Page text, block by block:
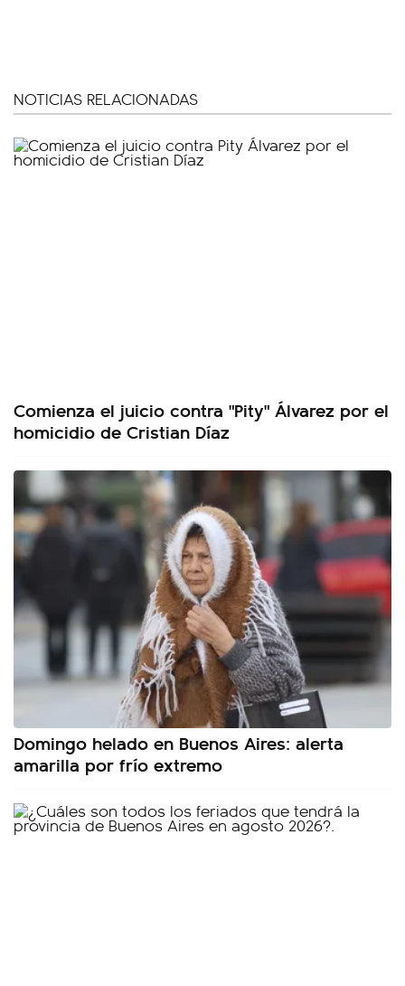
NOTICIAS RELACIONADAS
Comienza el juicio contra "Pity" Álvarez por el
homicidio de Cristian Díaz
Domingo helado en Buenos Aires: alerta
amarilla por frío extremo